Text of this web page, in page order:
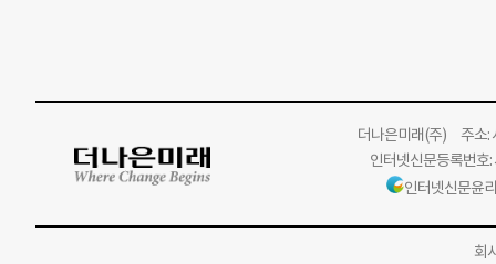
더나은미래(주)주소:
인터넷신문등록번
인터넷신문윤
회